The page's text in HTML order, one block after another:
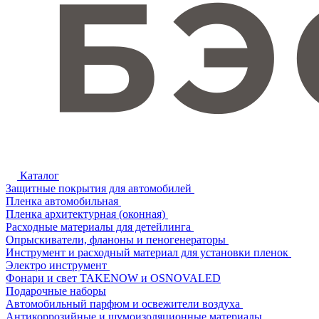
Каталог
Защитные покрытия для автомобилей
Пленка автомобильная
Пленка архитектурная (оконная)
Расходные материалы для детейлинга
Опрыскиватели, фланоны и пеногенераторы
Инструмент и расходный материал для установки пленок
Электро инструмент
Фонари и свет TAKENOW и OSNOVALED
Подарочные наборы
Автомобильный парфюм и освежители воздуха
Антикоррозийные и шумоизоляционные материалы